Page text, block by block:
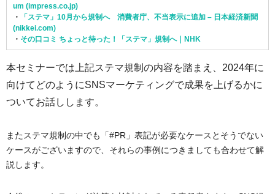
um (impress.co.jp)
・
「ステマ」10月から規制へ 消費者庁、不当表示に追加 – 日本経済新聞
(nikkei.com)
・ その口コミ ちょっと待った！「ステマ」規制へ｜NHK
本セミナーでは上記ステマ規制の内容を踏まえ、2024年に
向けてどのようにSNSマーケティングで成果を上げるかに
ついてお話しします。
またステマ規制の中でも「#PR」表記が必要なケースとそうでない
ケースがございますので、それらの事例につきましても合わせて解
説します。